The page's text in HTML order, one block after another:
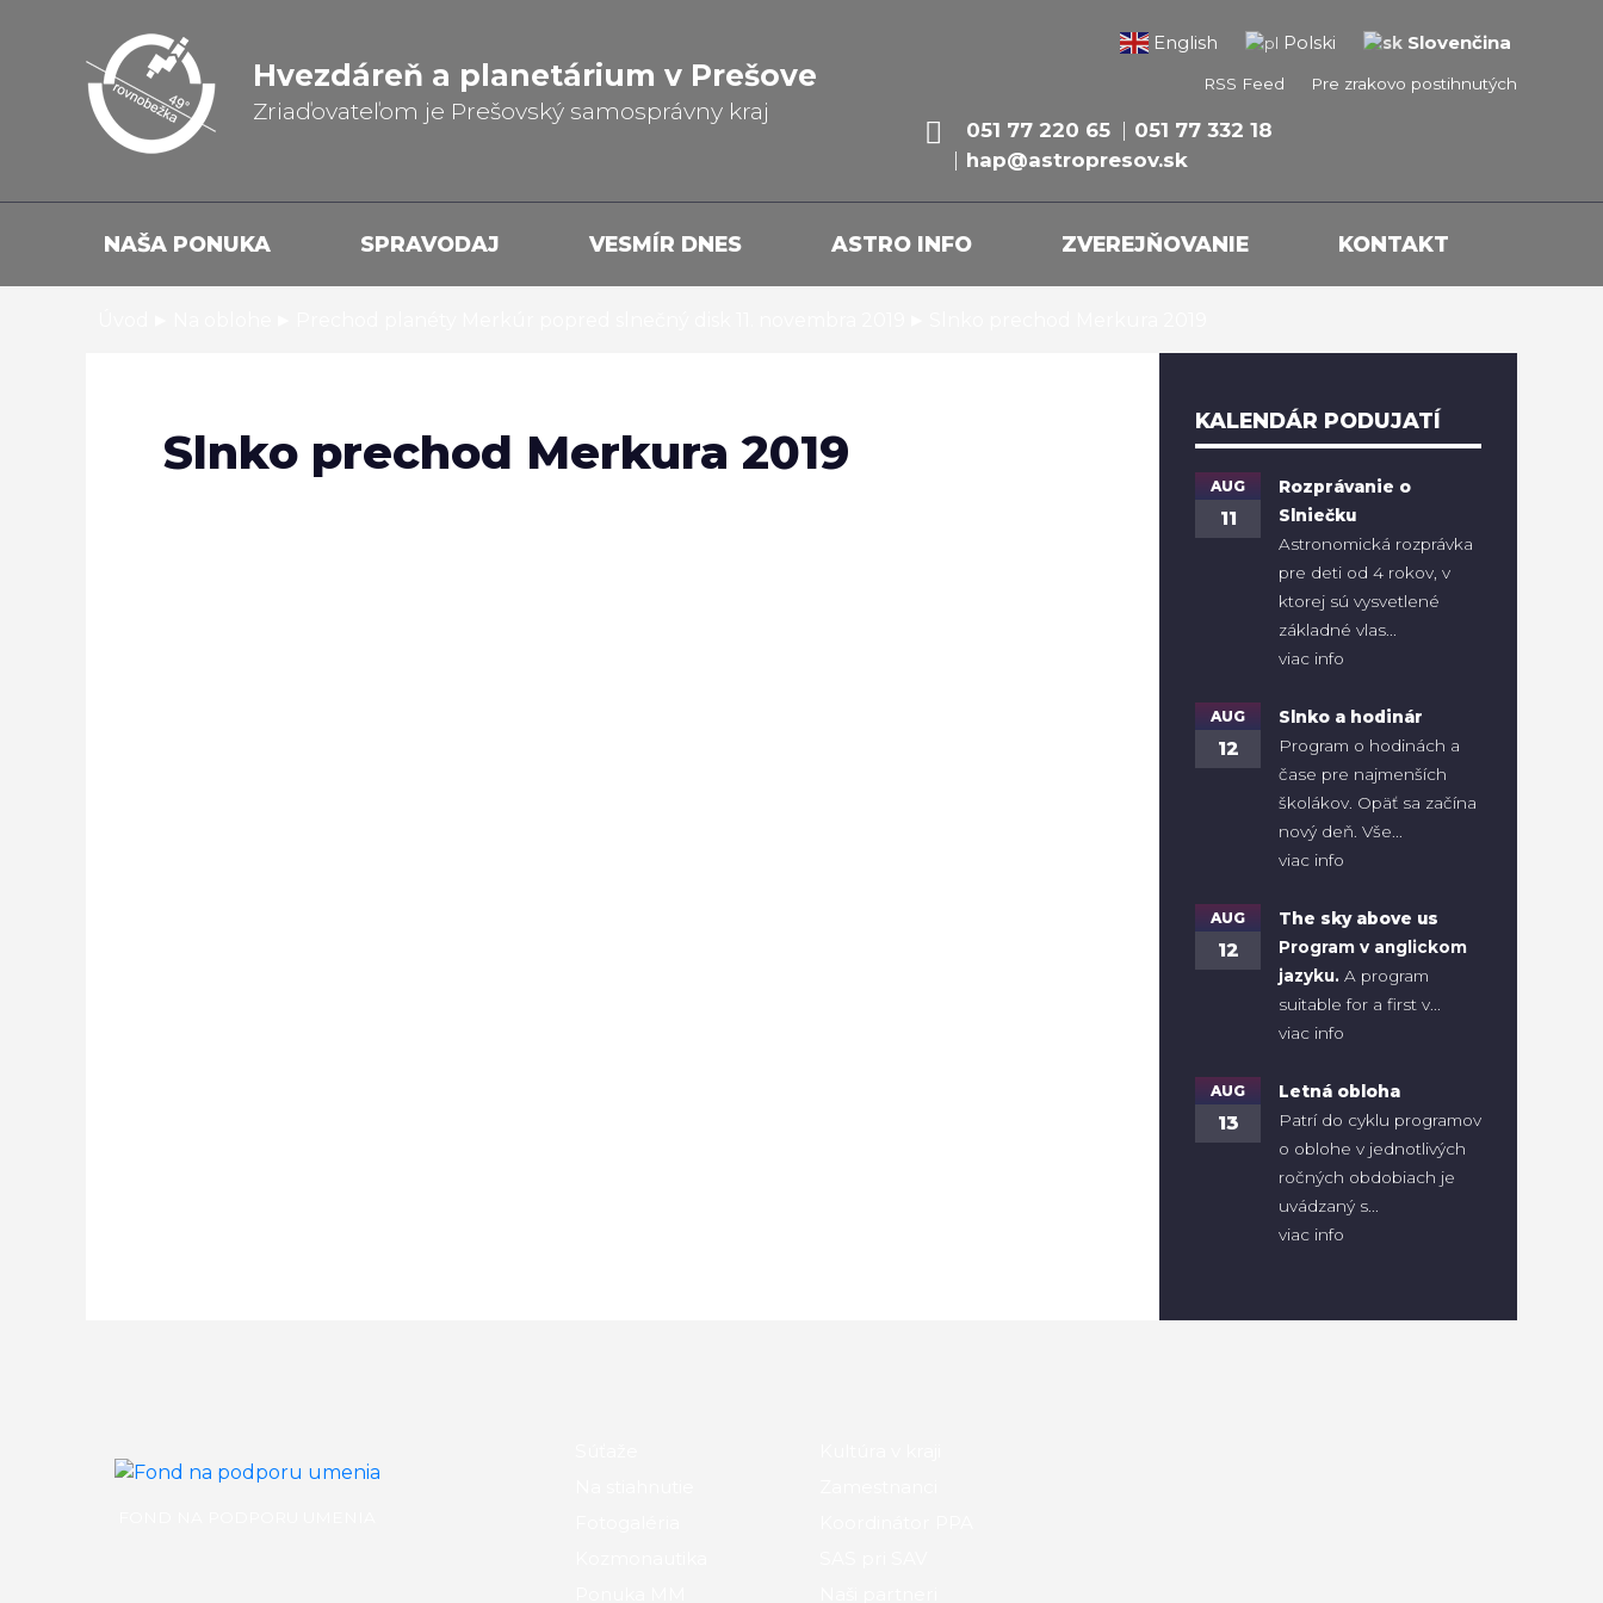
Hvezdáreň a planetárium v Prešove
Zriaďovateľom je Prešovský samosprávny kraj
English Polski Slovenčina
Pre zrakovo postihnutých
RSS Feed
051 77 220 65
051 77 332 18
hap@astropresov.sk
NAŠA PONUKA SPRAVODAJ VESMÍR DNES ASTRO INFO ZVEREJŇOVANIE KONTAKT
Slnko prechod Merkura 2019
KALENDÁR PODUJATÍ
AUG
11
Rozprávanie o
Slniečku
Astronomická rozprávka
pre deti od 4 rokov, v
ktorej sú vysvetlené
základné vlas...
viac info
AUG
12
Slnko a hodinár
Program o hodinách a
čase pre najmenších
školákov. Opäť sa začína
nový deň. Vše...
viac info
AUG
12
The sky above us
Program v anglickom
jazyku. A program
suitable for a first v...
viac info
AUG
13
Letná obloha
Patrí do cyklu programov
o oblohe v jednotlivých
ročných obdobiach je
uvádzaný s...
viac info